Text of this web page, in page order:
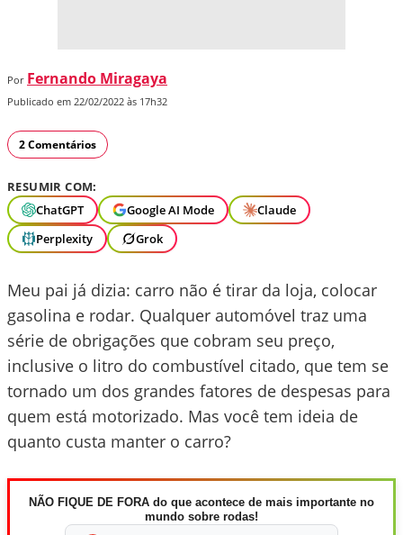
Por Fernando Miragaya
Publicado em 22/02/2022 às 17h32
2 Comentários
RESUMIR COM:
ChatGPT
Google AI Mode
Claude
Perplexity
Grok
Meu pai já dizia: carro não é tirar da loja, colocar
gasolina e rodar. Qualquer automóvel traz uma
série de obrigações que cobram seu preço,
inclusive o litro do combustível citado, que tem se
tornado um dos grandes fatores de despesas para
quem está motorizado. Mas você tem ideia de
quanto custa manter o carro?
NÃO FIQUE DE FORA do que acontece de mais importante no
mundo sobre rodas!